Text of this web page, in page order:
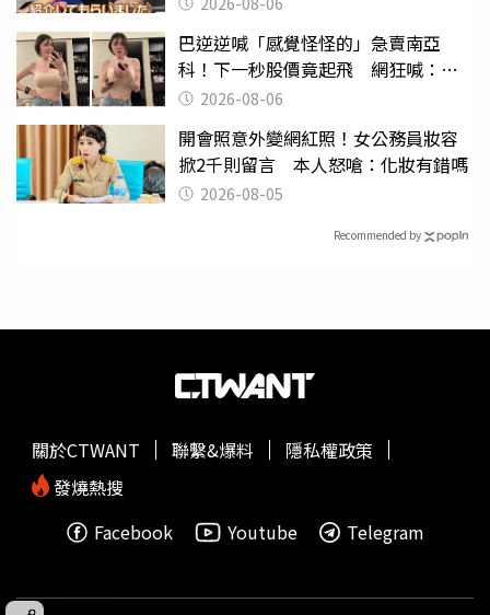
巴逆逆喊「感覺怪怪的」急賣南亞
科！下一秒股價竟起飛 網狂喊：大V
天龍2026-08-06
開會照意外變網紅照！女公務員妝容
掀2千則留言 本人怒嗆：化妝有錯嗎
2026-08-05
Recommended by
關於CTWANT 聯繫&爆料
隱私權政策
發燒熱搜
Facebook
Youtube Telegram